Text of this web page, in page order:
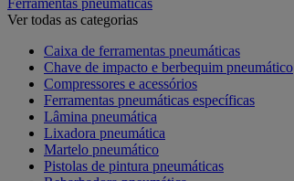
Ver todas as categorias
Caixa de ferramentas pneumáticas
Chave de impacto e berbequim pneumático
Compressores e acessórios
Ferramentas pneumáticas específicas
Lâmina pneumática
Lixadora pneumática
Martelo pneumático
Pistolas de pintura pneumáticas